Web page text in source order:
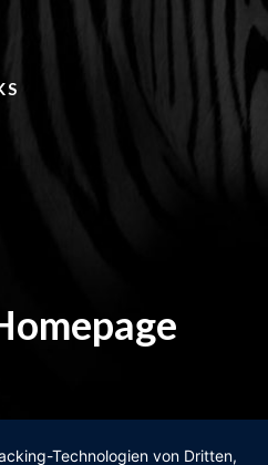
Technologien von Dritten,